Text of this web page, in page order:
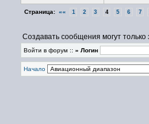
Страница: «« 1 2 3 4 5 6 7
Создавать сообщения могут
Войти в форум :: » Логин
Начало